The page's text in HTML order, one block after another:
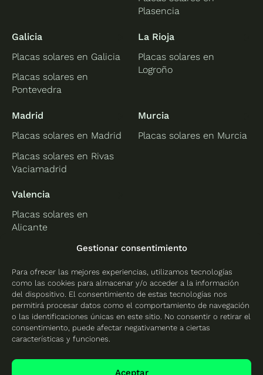
Gestionar consentimiento
Para ofrecer las mejores experiencias, utilizamos tecnologías
como las cookies para almacenar y/o acceder a la información
del dispositivo. El consentimiento de estas tecnologías nos
permitirá procesar datos como el comportamiento de navegación
o las identificaciones únicas en este sitio. No consentir o retirar el
consentimiento, puede afectar negativamente a ciertas
características y funciones.
Aceptar
Plasencia
Galicia
Placas solares en Galicia
Placas solares en
Pontevedra
La Rioja
Placas solares en
Logroño
Madrid
Placas solares en Madrid
Placas solares en Rivas
Vaciamadrid
Murcia
Placas solares en Murcia
Valencia
Placas solares en
Alicante
Placas solares en
Placas solares en
Valencia